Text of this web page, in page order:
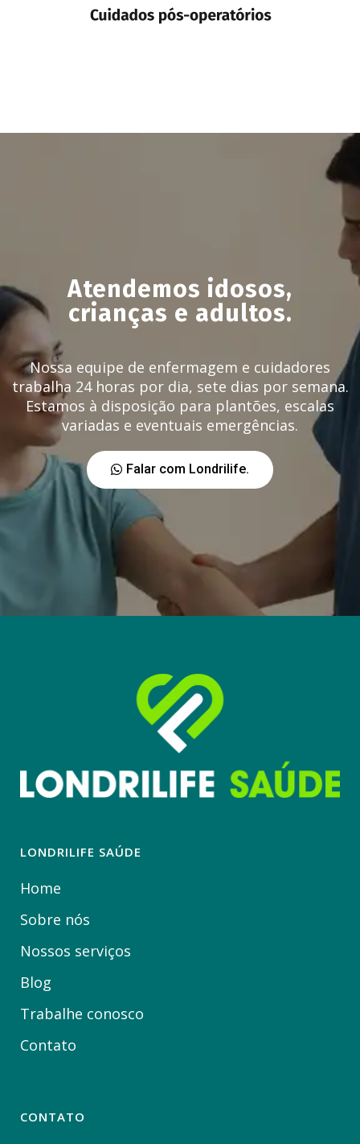
Atendemos idosos,
crianças e adultos.
Nossa equipe de enfermagem e cuidadores
trabalha 24 horas por dia, sete dias por semana.
Estamos à disposição para plantões, escalas
variadas e eventuais emergências.
Falar com Londrilife.
LONDRILIFE SAÚDE
Home
Sobre nós
Nossos serviços
Blog
Trabalhe conosco
Contato
CONTATO